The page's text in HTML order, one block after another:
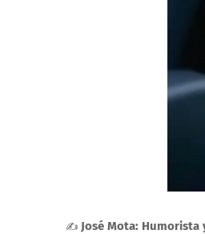
✍ José Mota: